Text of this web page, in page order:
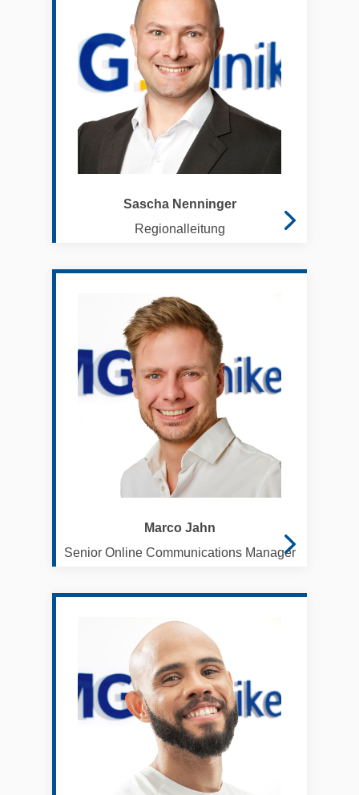
Sascha Nenninger
Regionalleitung
Marco Jahn
Senior Online Communications Manager